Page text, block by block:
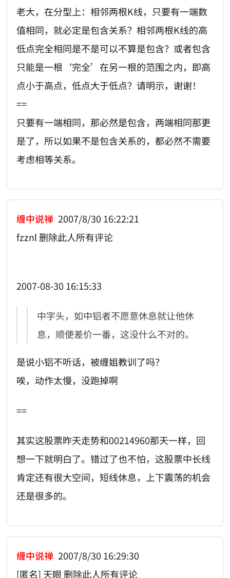
老大，在分型上：相邻两根K线，只要有一端数
值相同，就必定是包含关系？相邻两根K线的高
低点完全相同是不是可以不算是包含？或者包含
只能是一根‘完全’在另一根的范围之内，即高
点小于高点，低点大于低点？请明示，谢谢！
==
只要有一端相同，那必然是包含，两端相同那更
是了，所以如果不是包含关系的，都必然不需要
考虑相等关系。
缠中说禅 2007/8/30 16:22:21
fzznl 删除此人所有评论
2007-08-30 16:15:33
中字头，如中铝者不愿意休息就让他休
息，顺便差价一番，这没什么不对的。
是说小铝不听话，被缠姐教训了吗？
唉，动作太慢，没跑掉啊
==
其实这股票昨天走势和00214960那天一样，回
想一下就明白了。错过了也不怕，这股票中长线
肯定还有很大空间，短线休息，上下震荡的机会
还是很多的。
缠中说禅 2007/8/30 16:29:30
[匿名] 天眼 删除此人所有评论